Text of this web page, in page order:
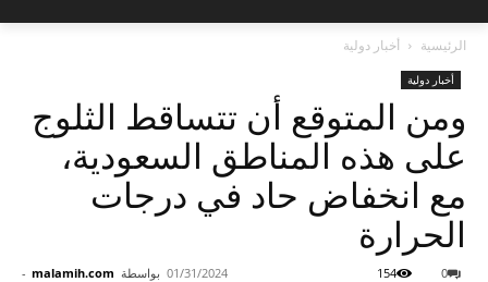
الرئيسية أخبار دولية
أخبار دولية
ومن المتوقع أن تتساقط الثلوج
على هذه المناطق السعودية،
مع انخفاض حاد في درجات
الحرارة
بواسطة malamih.com
- 01/31/2024 0
154